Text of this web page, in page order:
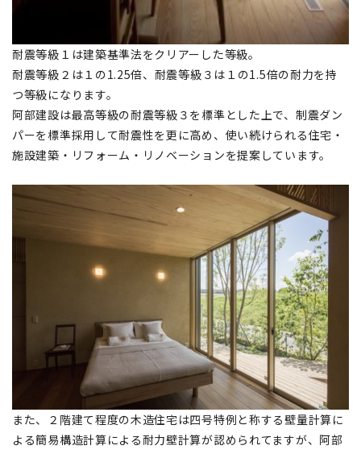
耐震等級１は建築基準法をクリアーした等級。
耐震等級２は１の1.25倍、耐震等級３は１の1.5倍の耐力を持
つ等級になります。
阿部建設は最高等級の耐震等級３を標準とした上で、制震ダン
パーを標準採用して耐震性を更に高め、使い続けられる住宅・
施設建築・リフォーム・リノベーションを提案しています。
また、２階建て程度の木造住宅は四号特例と称する壁量計算に
よる簡易構造計算による耐力壁計算が認められてますが、阿部